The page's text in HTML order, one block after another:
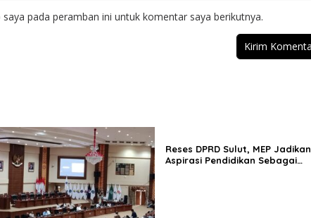
pada peramban ini untuk komentar saya berikutnya.
Reses DPRD Sulut, MEP Jadikan
Aspirasi Pendidikan Sebagai